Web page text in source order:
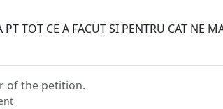
TOT CE A FACUT SI PENTRU CAT NE
of the petition.